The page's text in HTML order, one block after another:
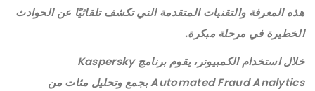
هذه المعرفة والتقنيات المتقدمة التي تكشف تلقائيًا عن الحوادث
الخطيرة في مرحلة مبكرة.
خلال استخدام الكمبيوتر، يقوم برنامج Kaspersky
Automated Fraud Analytics بجمع وتحليل مئات من